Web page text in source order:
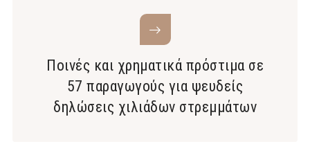
Ποινές και χρηματικά πρόστιμα σε
57 παραγωγούς για ψευδείς
δηλώσεις χιλιάδων στρεμμάτων